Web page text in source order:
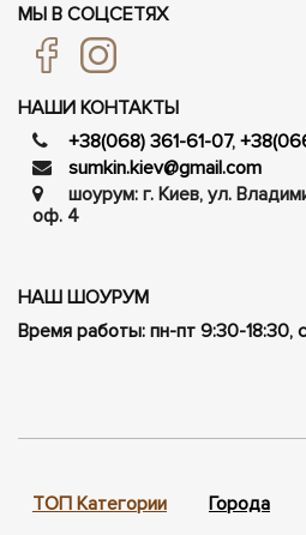
МЫ В СОЦСЕТЯХ
НАШИ КОНТАКТЫ
+38(068) 361-61-07,
sumkin.kiev@gmail.com
шоурум: г. Киев, ул.
оф. 4
НАШ ШОУРУМ
Время работы: пн-пт 9:30-18:30,
ТОП Категории Города